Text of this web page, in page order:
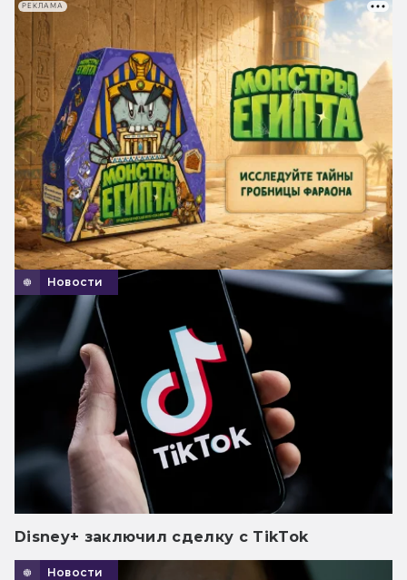
Новости
Disney+ заключил сделку с TikTok
Новости
РЕКЛАМА